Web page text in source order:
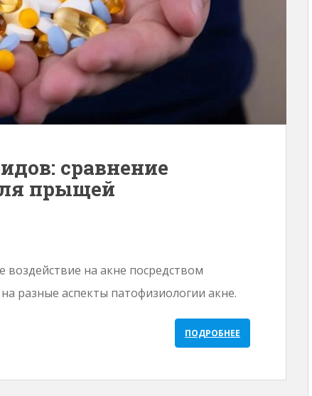
сравнение
прыщей
на акне посредством
разные аспекты патофизиологии акне.
ПОДРОБНЕЕ